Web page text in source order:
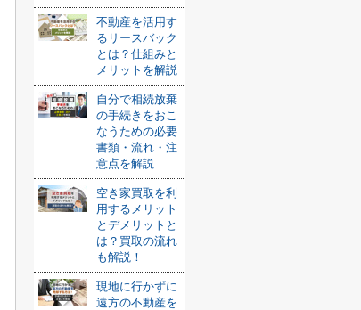
不動産を活用す
るリースバック
とは？仕組みと
メリットを解説
自分で相続放棄
の手続きをおこ
なうための必要
書類・流れ・注
意点を解説
空き家買取を利
用するメリット
とデメリットと
は？買取の流れ
も解説！
現地に行かずに
遠方の不動産を